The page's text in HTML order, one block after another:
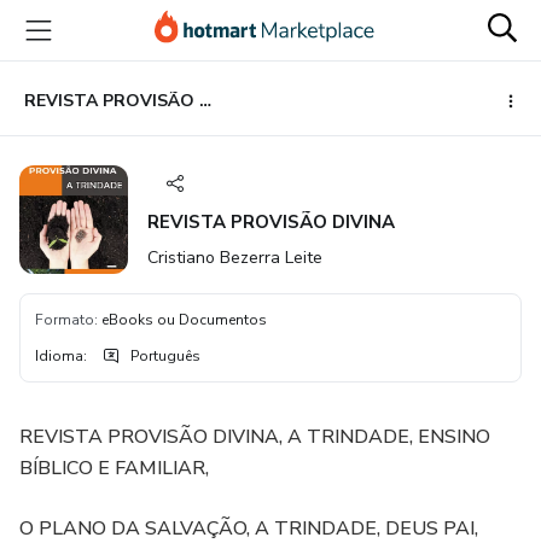
para
conteúdo
principal
para
pagamento
para
rodapé
REVISTA PROVISÃO DIVINA
REVISTA PROVISÃO DIVINA
Cristiano Bezerra Leite
Formato: eBooks ou Documentos
Idioma: Português
REVISTA PROVISÃO DIVINA, A TRINDADE, ENSINO
BÍBLICO E FAMILIAR,
O PLANO DA SALVAÇÃO, A TRINDADE, DEUS PAI,